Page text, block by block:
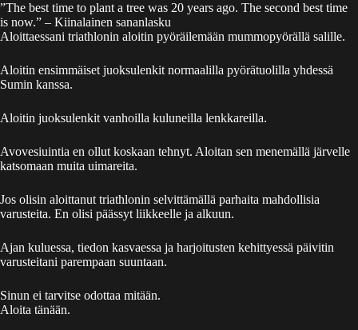
”The best time to plant a tree was 20 years ago. The second best time
is now.” – Kiinalainen sananlasku
Aloittaessani triathlonin aloitin pyöräilemään mummopyörällä salille.
Aloitin ensimmäiset juoksulenkit normaalilla pyörätuolilla yhdessä
Sumin kanssa.
Aloitin juoksulenkit vanhoilla kuluneilla lenkkareilla.
Avovesiuintia en ollut koskaan tehnyt. Aloitan sen menemällä järvelle
katsomaan muita uimareita.
Jos olisin aloittanut triathlonin selvittämällä parhaita mahdollisia
varusteita. En olisi päässyt liikkeelle ja alkuun.
Ajan kuluessa, tiedon kasvaessa ja harjoitusten kehittyessä päivitin
varusteitani parempaan suuntaan.
Sinun ei tarvitse odottaa mitään.
Aloita tänään.